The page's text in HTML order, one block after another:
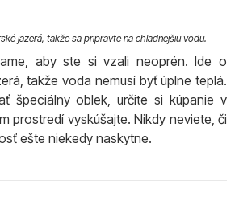
jazerá, takže sa pripravte na chladnejšiu vodu.
aby ste si vzali neoprén. Ide o
takže voda nemusí byť úplne teplá.
špeciálny oblek, určite si kúpanie v
prostredí vyskúšajte. Nikdy neviete, či
ešte niekedy naskytne.